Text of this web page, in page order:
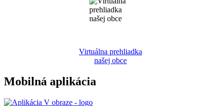
Virtuálna prehliadka
našej obce
Mobilná aplikácia